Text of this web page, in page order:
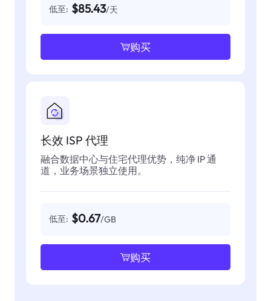
低至: $85.43/天
购买
长效 ISP 代理
融合数据中心与住宅代理优势，纯净 IP 通
道，业务场景独立使用。
低至: $0.67/GB
购买